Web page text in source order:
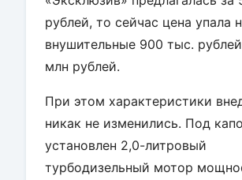
рублей, то сейчас цена упала
внушительные 900 тыс.
млн рублей.
При этом характеристики
никак не изменились. Под
установлен 2,0-литровый
турбодизельный мотор